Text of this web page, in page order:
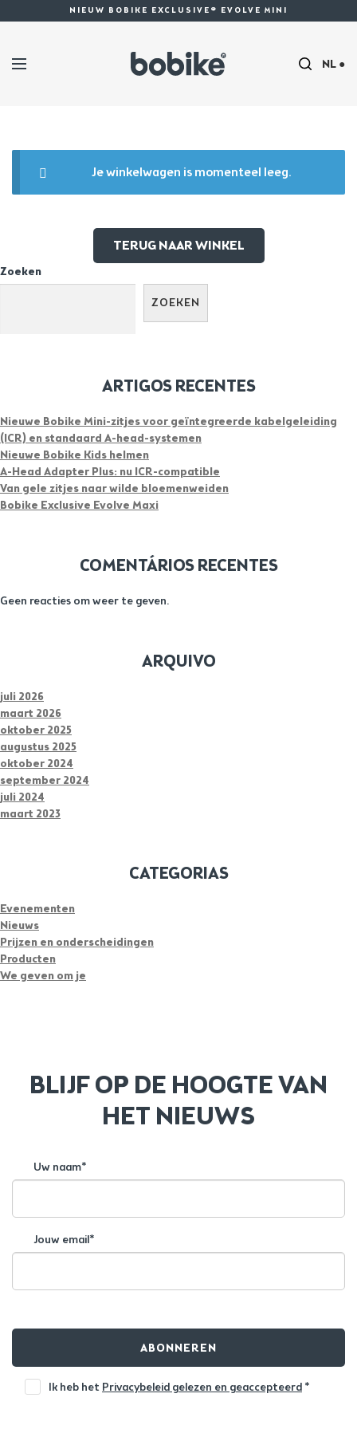
NIEUW BOBIKE EXCLUSIVE® EVOLVE MINI
NL ●
Je winkelwagen is momenteel leeg.
TERUG NAAR WINKEL
Zoeken
ZOEKEN
ARTIGOS RECENTES
Nieuwe Bobike Mini-zitjes voor geïntegreerde kabelgeleiding
(ICR) en standaard A-head-systemen
Nieuwe Bobike Kids helmen
A-Head Adapter Plus: nu ICR-compatible
Van gele zitjes naar wilde bloemenweiden
Bobike Exclusive Evolve Maxi
COMENTÁRIOS RECENTES
Geen reacties om weer te geven.
ARQUIVO
juli 2026
maart 2026
oktober 2025
augustus 2025
oktober 2024
september 2024
juli 2024
maart 2023
CATEGORIAS
Evenementen
Nieuws
Prijzen en onderscheidingen
Producten
We geven om je
BLIJF OP DE HOOGTE VAN
HET NIEUWS
Uw naam*
Jouw email*
ABONNEREN
Ik heb het Privacybeleid gelezen en geaccepteerd *